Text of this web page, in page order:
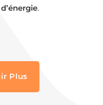
.
Plus